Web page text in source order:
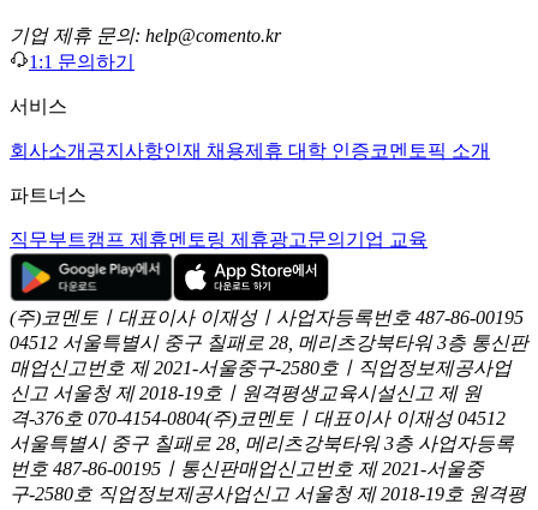
기업 제휴 문의: help@comento.kr
1:1 문의하기
서비스
회사소개 공지사항인재 채용제휴 대학 인증코멘토픽 소개
파트너스
직무부트캠프 제휴멘토링 제휴광고문의 기업 교육
(주)코멘토ㅣ대표이사 이재성ㅣ사업자등록번호 487-86-00195
04512 서울특별시 중구 칠패로 28, 메리츠강북타워 3층 통신판
매업신고번호 제 2021-서울중구-2580호ㅣ직업정보제공사업
신고 서울청 제 2018-19호ㅣ원격평생교육시설신고 제 원
격-376호 070-4154-0804(주)코멘토ㅣ대표이사 이재성 04512
서울특별시 중구 칠패로 28, 메리츠강북타워 3층 사업자등록
번호 487-86-00195ㅣ통신판매업신고번호 제 2021-서울중
구-2580호 직업정보제공사업신고 서울청 제 2018-19호 원격평